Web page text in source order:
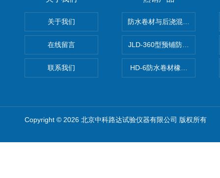
关于我们
在线留言
联系我们
防水卷材与后浇混凝土剥离强
JLD-360型预铺防水卷材抗冲
HD-6防水卷材橡胶测厚仪
Copyright © 2026 北京中科路达试验仪器有限公司 版权所有